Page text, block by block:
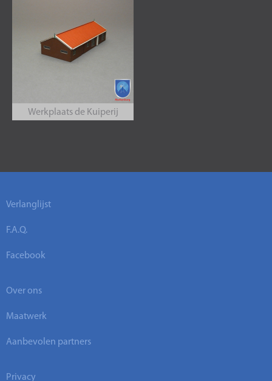
Werkplaats de Kuiperij
Verlanglijst
F.A.Q.
Facebook
Over ons
Maatwerk
Aanbevolen partners
Privacy